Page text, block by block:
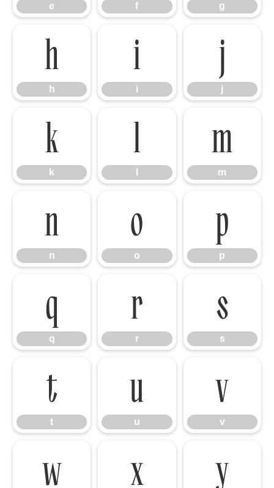
e f g
h
h
i
i
j
j
k
k
l m
m
n
n
o
o
p
p
q
q
r
r
s
s
t
t
u
u
v
v
w x y